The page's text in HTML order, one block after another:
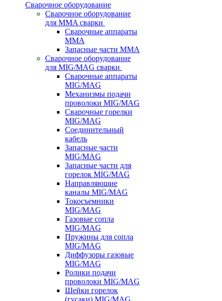
Сварочное оборудование
Сварочное оборудование
для MMA сварки
Сварочные аппараты
MMA
Запасные части MMA
Сварочное оборудование
для MIG/MAG сварки
Сварочные аппараты
MIG/MAG
Механизмы подачи
проволоки MIG/MAG
Сварочные горелки
MIG/MAG
Соединительный
кабель
Запасные части
MIG/MAG
Запасные части для
горелок MIG/MAG
Направляющие
каналы MIG/MAG
Токосъемники
MIG/MAG
Газовые сопла
MIG/MAG
Пружины для сопла
MIG/MAG
Диффузоры газовые
MIG/MAG
Ролики подачи
проволоки MIG/MAG
Шейки горелок
(гусаки) MIG/MAG